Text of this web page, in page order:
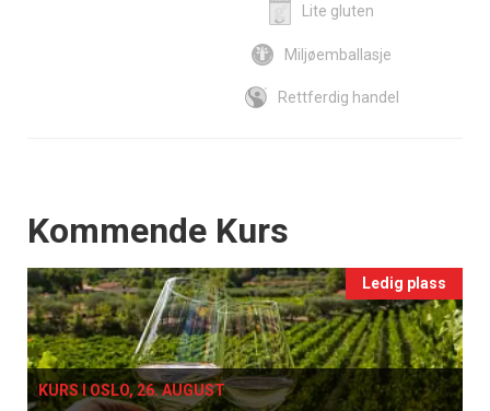
Lite gluten
Miljøemballasje
Rettferdig handel
Events
Kommende Kurs
Ledig plass
KURS I OSLO, 26. AUGUST